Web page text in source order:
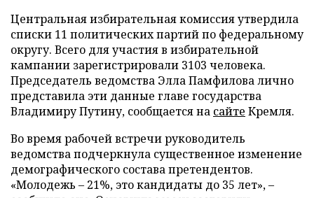
Центральная избирательная комиссия утвердила
списки 11 политических партий по федеральному
округу. Всего для участия в избирательной
кампании зарегистрировали 3103 человека.
Председатель ведомства Элла Памфилова лично
представила эти данные главе государства
Владимиру Путину, сообщается на сайте Кремля.
Во время рабочей встречи руководитель
ведомства подчеркнула существенное изменение
демографического состава претендентов.
«Молодежь – 21%, это кандидаты до 35 лет», –